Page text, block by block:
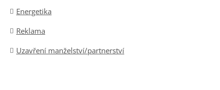
Energetika
Reklama
Uzavření manželství/partnerství